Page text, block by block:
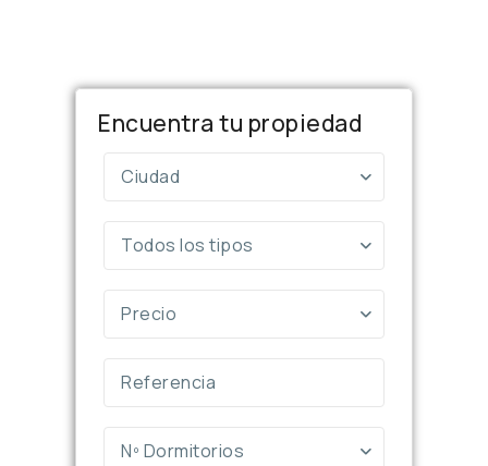
Encuentra tu propiedad
Ciudad
Todos los tipos
Precio
Nº Dormitorios